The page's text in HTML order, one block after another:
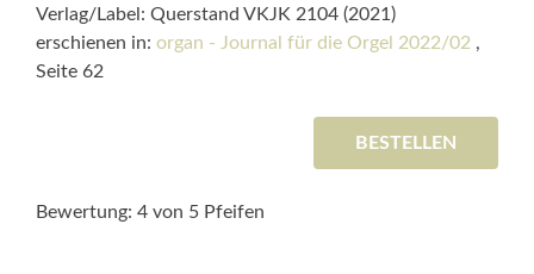
Verlag/Label: Querstand VKJK 2104 (2021)
erschienen in: organ - Journal für die Orgel 2022/02 ,
Seite 62
BESTELLEN
Bewertung: 4 von 5 Pfeifen